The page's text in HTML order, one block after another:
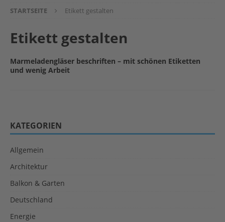
STARTSEITE Etikett gestalten
Etikett gestalten
Marmeladengläser beschriften – mit schönen Etiketten
und wenig Arbeit
KATEGORIEN
Allgemein
Architektur
Balkon & Garten
Deutschland
Energie